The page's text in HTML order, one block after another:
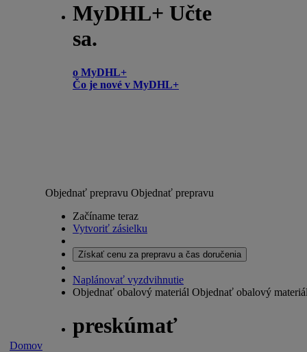
MyDHL+ Učte
sa.
o MyDHL+
Čo je nové v MyDHL+
Domov
Objednať prepravu Objednať prepravu
Začíname teraz
Vytvoriť zásielku
Získať cenu za prepravu a čas doručenia
Naplánovať vyzdvihnutie
Objednať obalový materiál Objednať obalový
preskúmať